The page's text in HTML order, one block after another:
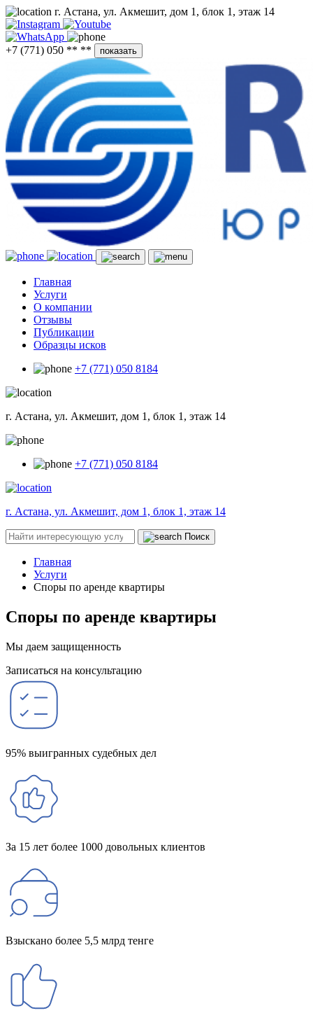
г. Астана, ул. Акмешит, дом 1, блок 1, этаж 14
+7 (771) 050 ** ** показать
Главная
Услуги
О компании
Отзывы
Публикации
Образцы исков
+7 (771) 050 8184
г. Астана, ул. Акмешит, дом 1, блок 1, этаж 14
+7 (771) 050 8184
г. Астана, ул. Акмешит, дом 1, блок 1, этаж 14
Поиск
Главная
Услуги
Споры по аренде квартиры
Споры по аренде квартиры
Мы даем защищенность
Записаться на консультацию
95% выигранных судебных дел
За 15 лет более 1000 довольных клиентов
Взыскано более 5,5 млрд тенге